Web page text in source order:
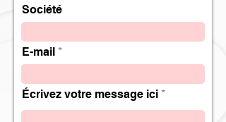
Société
E-mail
Écrivez votre message ici